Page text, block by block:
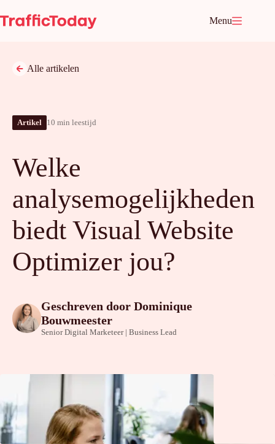
naar
de
Menu
Alle artikelen
Artikel 10 min leestijd
Welke
analysemogelijkheden
biedt Visual Website
Optimizer jou?
Geschreven doorDominique
Bouwmeester
Senior Digital Marketeer | Business Lead